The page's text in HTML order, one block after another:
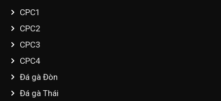
CPC1
CPC2
CPC3
CPC4
Đá gà Đòn
Đá gà Thái